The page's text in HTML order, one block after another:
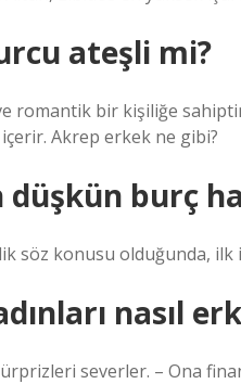
ateşli mi?
romantik bir kişiliğe
Akrep erkek ne gibi?
düşkün burç
söz konusu olduğunda, ilk
nasıl
sürprizleri severler. – Ona